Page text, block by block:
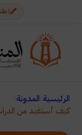
الرئيسية المدونة
كيف أستفيد من